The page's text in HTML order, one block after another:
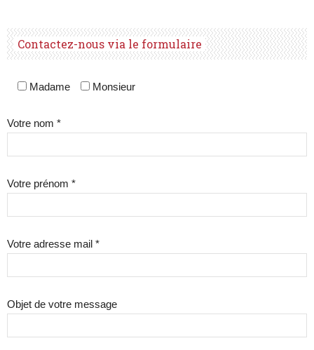
Contactez-nous via le formulaire
Madame Monsieur
Votre nom *
Votre prénom *
Votre adresse mail *
Objet de votre message